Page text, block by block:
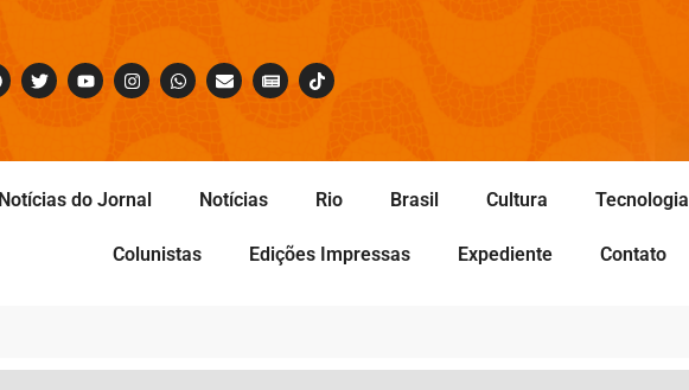
Notícias do Jornal Notícias Rio Brasil Cultura Tecnologia
Colunistas Edições Impressas Expediente Contato